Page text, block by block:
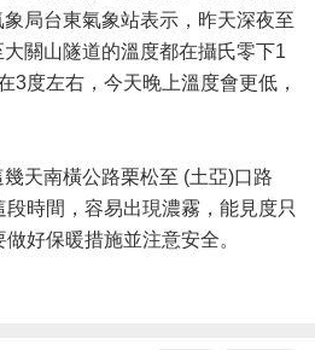
象局台東氣象站表示，昨天深夜至
關山隧道的溫度都在攝氏零下1
3度左右，今天晚上溫度會更低，
天南橫公路栗松至 (土亞)口路
時間，容易出現濃霧，能見度只
好保暖措施並注意安全。